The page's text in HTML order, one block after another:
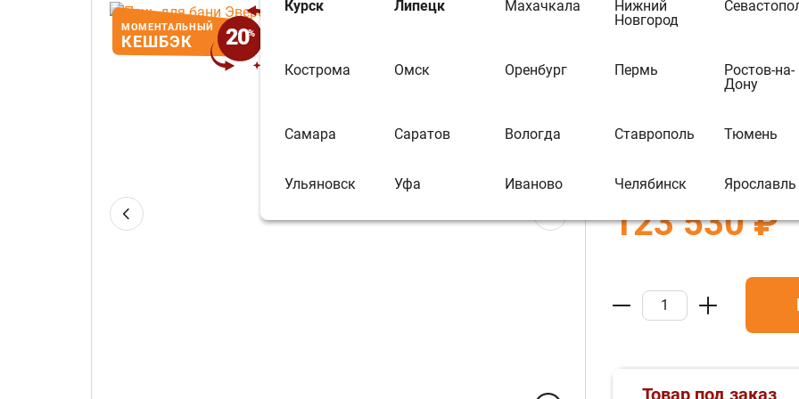
Курск Липецк Махачкала
Нижний
Новгород
Кострома Омск Оренбург Пермь
Ростов-на-
Дону
Самара Саратов Вологда Ставрополь Тюмень
Ульяновск Уфа Иваново Челябинск Ярославль
МОМЕНТАЛЬНЫЙ
КЕШБЭК 20%
44 (320) ЧУГУН
В избранное В
Бренд:ЭВЕРЕСТ
123 530 ₽
Товар под заказ